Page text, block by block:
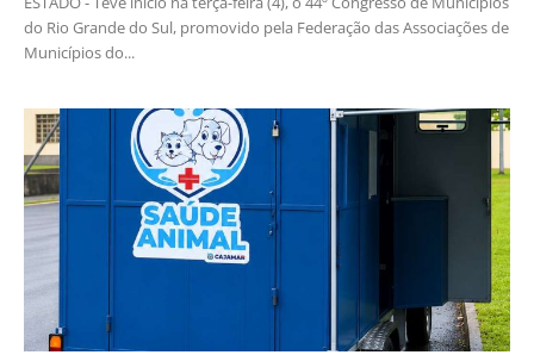
do Rio Grande do Sul, promovido pela Federação das Associações de
Municípios do...